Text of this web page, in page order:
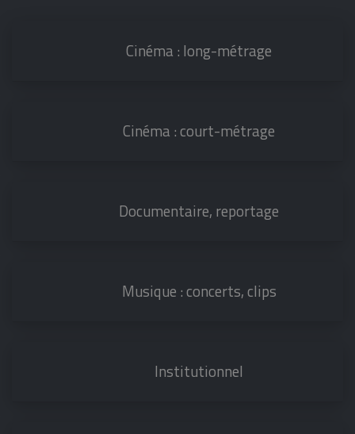
Cinéma : long-métrage
Cinéma : court-métrage
Documentaire, reportage
Musique : concerts, clips
Institutionnel